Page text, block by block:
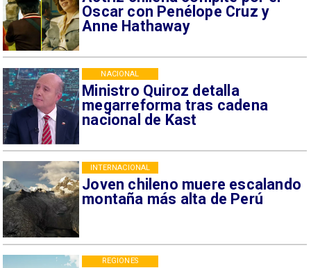
Oscar con Penélope Cruz y
Anne Hathaway
Ministro Quiroz detalla
megarreforma tras cadena
nacional de Kast
NACIONAL
Joven chileno muere escalando
montaña más alta de Perú
INTERNACIONAL
REGIONES